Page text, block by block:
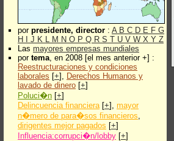
por presidente, director : A B C D E F G
H
J K L M N O P Q R S T U V W X Y Z
Las mayores empresas mundiales
por tema, en 2008 [el mes anterior +] :
Reestructuraciones y condiciones
laborales [+], Derechos Humanos y
lavado de dinero [+]
Poluci�n [+]
Delincuencia financiera[+], mayor
n�mero de para�sos financieros,
dirigentes mejor pagados [+]
Influencia:corrupci�n/lobby [+]